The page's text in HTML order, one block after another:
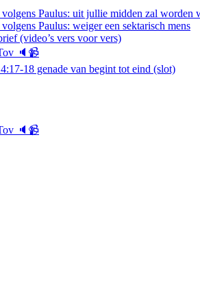
volgens Paulus: uit jullie midden zal worden
Paulus: weiger een sektarisch mens
(video’s vers voor vers)
🔈📹
18 genade van begint tot eind (slot)
🔈📹